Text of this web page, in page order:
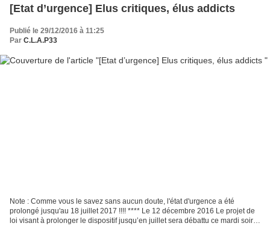
[Etat d’urgence] Elus critiques, élus addicts
Publié le 29/12/2016 à 11:25
Par C.L.A.P33
Note : Comme vous le savez sans aucun doute, l'état d'urgence a été
prolongé jusqu'au 18 juillet 2017 !!!! **** Le 12 décembre 2016 Le projet de
loi visant à prolonger le dispositif jusqu’en juillet sera débattu ce mardi soir à